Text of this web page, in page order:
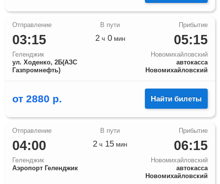
03:15
Геленджик
ул. Ходенко, 2Б(АЗС
Газпромнефть)
05:15
Новомихайловский
автокасса
Новомихайловский
2ч 0мин
от 2880 р. Найти билеты
04:00
Геленджик
Аэропорт Геленджик
06:15
Новомихайловский
автокасса
Новомихайловский
2 ч 15 мин